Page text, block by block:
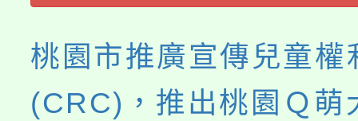
桃園市推廣宣傳兒童權
(CRC)，推出桃園Ｑ萌